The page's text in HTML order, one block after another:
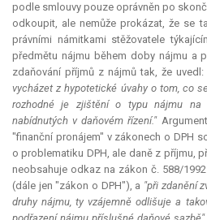
podle smlouvy pouze oprávněn po
odkoupit, ale nemůže prokázat, že se
právními námitkami stěžovatele
předmětu nájmu během doby nájmu a
zdaňování příjmů z nájmů tak, že uvedl:
vycházet z hypotetické úvahy o tom, co
rozhodné je zjištění o typu nájmu na
nabídnutých v daňovém řízení."
"finanční pronájem" v zákonech o DPH
o problematiku DPH, ale daně z příjmu,
neobsahuje odkaz na zákon č. 588/
(dále jen "zákon o DPH"), a "při zdanění
druhy nájmu, ty vzájemně odlišuje a